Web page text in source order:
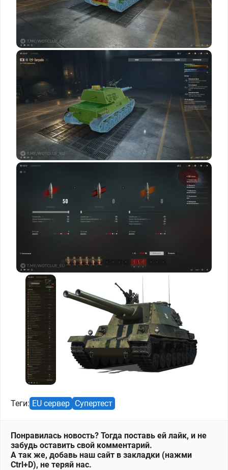
Теги: EU сервер Супертест
Понравилась новость? Тогда поставь ей лайк, и не
забудь оставить свой комментарий.
А так же, добавь наш сайт в закладки (нажми
Ctrl+D), не теряй нас.